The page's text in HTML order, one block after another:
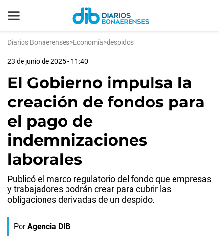
Diarios Bonaerenses>Economía>despidos
23 de junio de 2025 - 11:40
El Gobierno impulsa la
creación de fondos para
el pago de
indemnizaciones
laborales
Publicó el marco regulatorio del fondo que empresas
y trabajadores podrán crear para cubrir las
obligaciones derivadas de un despido.
Por Agencia DIB